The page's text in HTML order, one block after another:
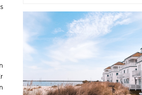
Reisen - Schleiregion